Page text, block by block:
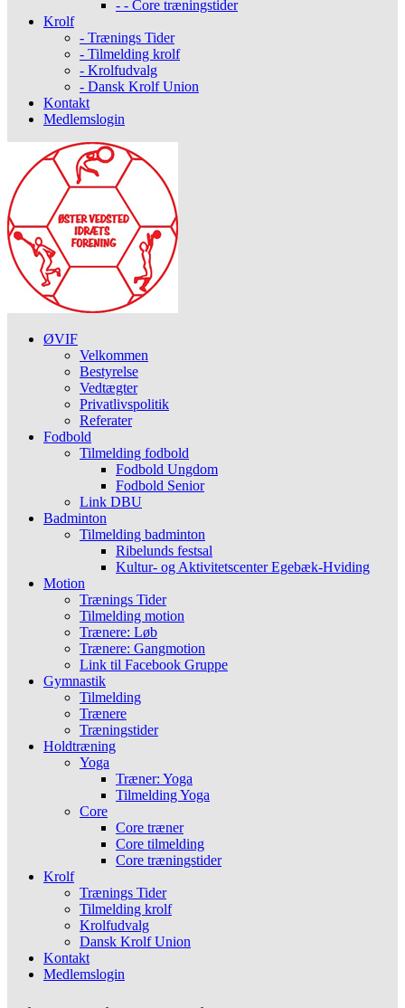
- - Core træningstider
Krolf
- Trænings Tider
- Tilmelding krolf
- Krolfudvalg
- Dansk Krolf Union
Kontakt
Medlemslogin
ØVIF
Velkommen
Bestyrelse
Vedtægter
Privatlivspolitik
Referater
Fodbold
Tilmelding fodbold
Fodbold Ungdom
Fodbold Senior
Link DBU
Badminton
Tilmelding badminton
Ribelunds festsal
Kultur- og Aktivitetscenter Egebæk-Hviding
Motion
Trænings Tider
Tilmelding motion
Trænere: Løb
Trænere: Gangmotion
Link til Facebook Gruppe
Gymnastik
Tilmelding
Trænere
Træningstider
Holdtræning
Yoga
Træner: Yoga
Tilmelding Yoga
Core
Core træner
Core tilmelding
Core træningstider
Krolf
Trænings Tider
Tilmelding krolf
Krolfudvalg
Dansk Krolf Union
Kontakt
Medlemslogin